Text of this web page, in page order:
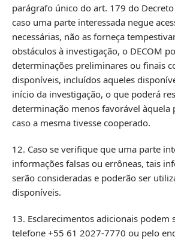
parágrafo único do art. 179 do
caso uma parte interessada negue
necessárias, não as forneça
obstáculos à investigação, o DECOM
determinações preliminares ou finais
disponíveis, incluídos aqueles
início da investigação, o que poderá
determinação menos favorável àquela
caso a mesma tivesse cooperado.
12. Caso se verifique que uma parte
informações falsas ou errôneas, tais
serão consideradas e poderão ser
disponíveis.
13. Esclarecimentos adicionais podem
telefone +55 61 2027-7770 ou pelo